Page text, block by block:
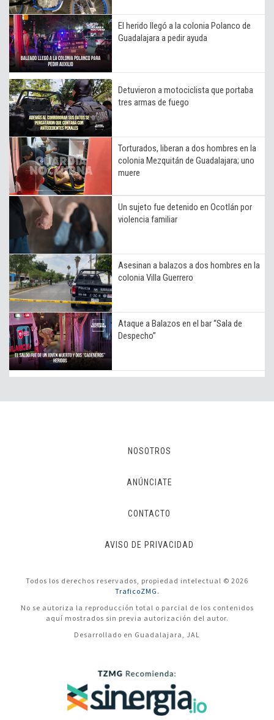
El herido llegó a la colonia Polanco de
Guadalajara a pedir ayuda
Detuvieron a motociclista que portaba
tres armas de fuego
Torturados, liberan a dos hombres en la
colonia Mezquitán de Guadalajara; uno
muere
Un sujeto fue detenido en Ocotlán por
violencia familiar
Asesinan a balazos a dos hombres en la
colonia Villa Guerrero
Ataque a Balazos en el bar “Sala de
Despecho”
NOSOTROS
ANÚNCIATE
CONTACTO
AVISO DE PRIVACIDAD
Todos los derechos reservados, propiedad intelectual © 2026
TraficoZMG.
No se autoriza la reproducción total o parcial de los contenidos
aquí mostrados sin previa autorización del autor.
Desarrollado en Guadalajara, JAL